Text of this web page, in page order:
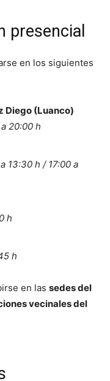
presencial
en los siguientes
Diego (Luanco)
20:00 h
13:30 h / 17:00 a
h
h
en las sedes del
vecinales del